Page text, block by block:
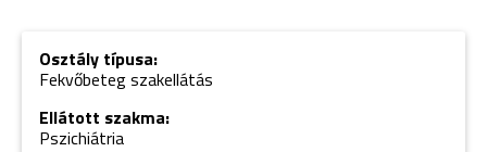
Osztály típusa:
Fekvőbeteg szakellátás
Ellátott szakma:
Pszichiátria